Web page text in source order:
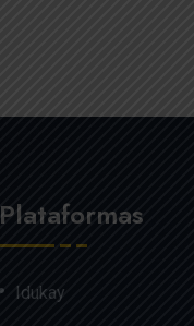
Plataformas
Idukay